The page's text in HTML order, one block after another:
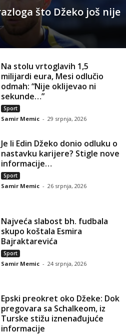
što Džeko još nije
Na stolu vrtoglavih 1,5
milijardi eura, Mesi odlučio
odmah: “Nije oklijevao ni
sekunde…”
Sport
Samir Memic - 29 srpnja, 2026
Je li Edin Džeko donio odluku o
nastavku karijere? Stigle nove
informacije…
Sport
Samir Memic - 26 srpnja, 2026
Najveća slabost bh. fudbala
skupo koštala Esmira
Bajraktarevića
Sport
Samir Memic - 24 srpnja, 2026
Epski preokret oko Džeke: Dok
pregovara sa Schalkeom, iz
Turske stižu iznenađujuće
informacije